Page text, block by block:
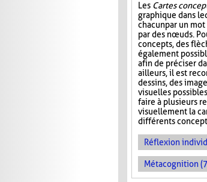
Les Cartes
graphique dans
chacun par un
par des nœuds.
concepts, des
également
afin de préciser
ailleurs, il est
dessins, des
visuelles
faire à plusieurs
visuellement la
différents
Réflexion
Métacognition